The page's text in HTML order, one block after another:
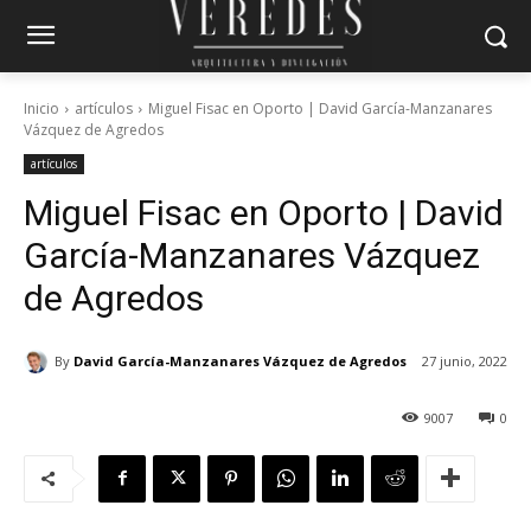
Inicio artículos
Miguel Fisac en Oporto | David García-Manzanares
Vázquez de Agredos
artículos
Miguel Fisac en Oporto | David
García-Manzanares Vázquez
de Agredos
By David García-Manzanares Vázquez de Agredos 27 junio, 2022
0
9007